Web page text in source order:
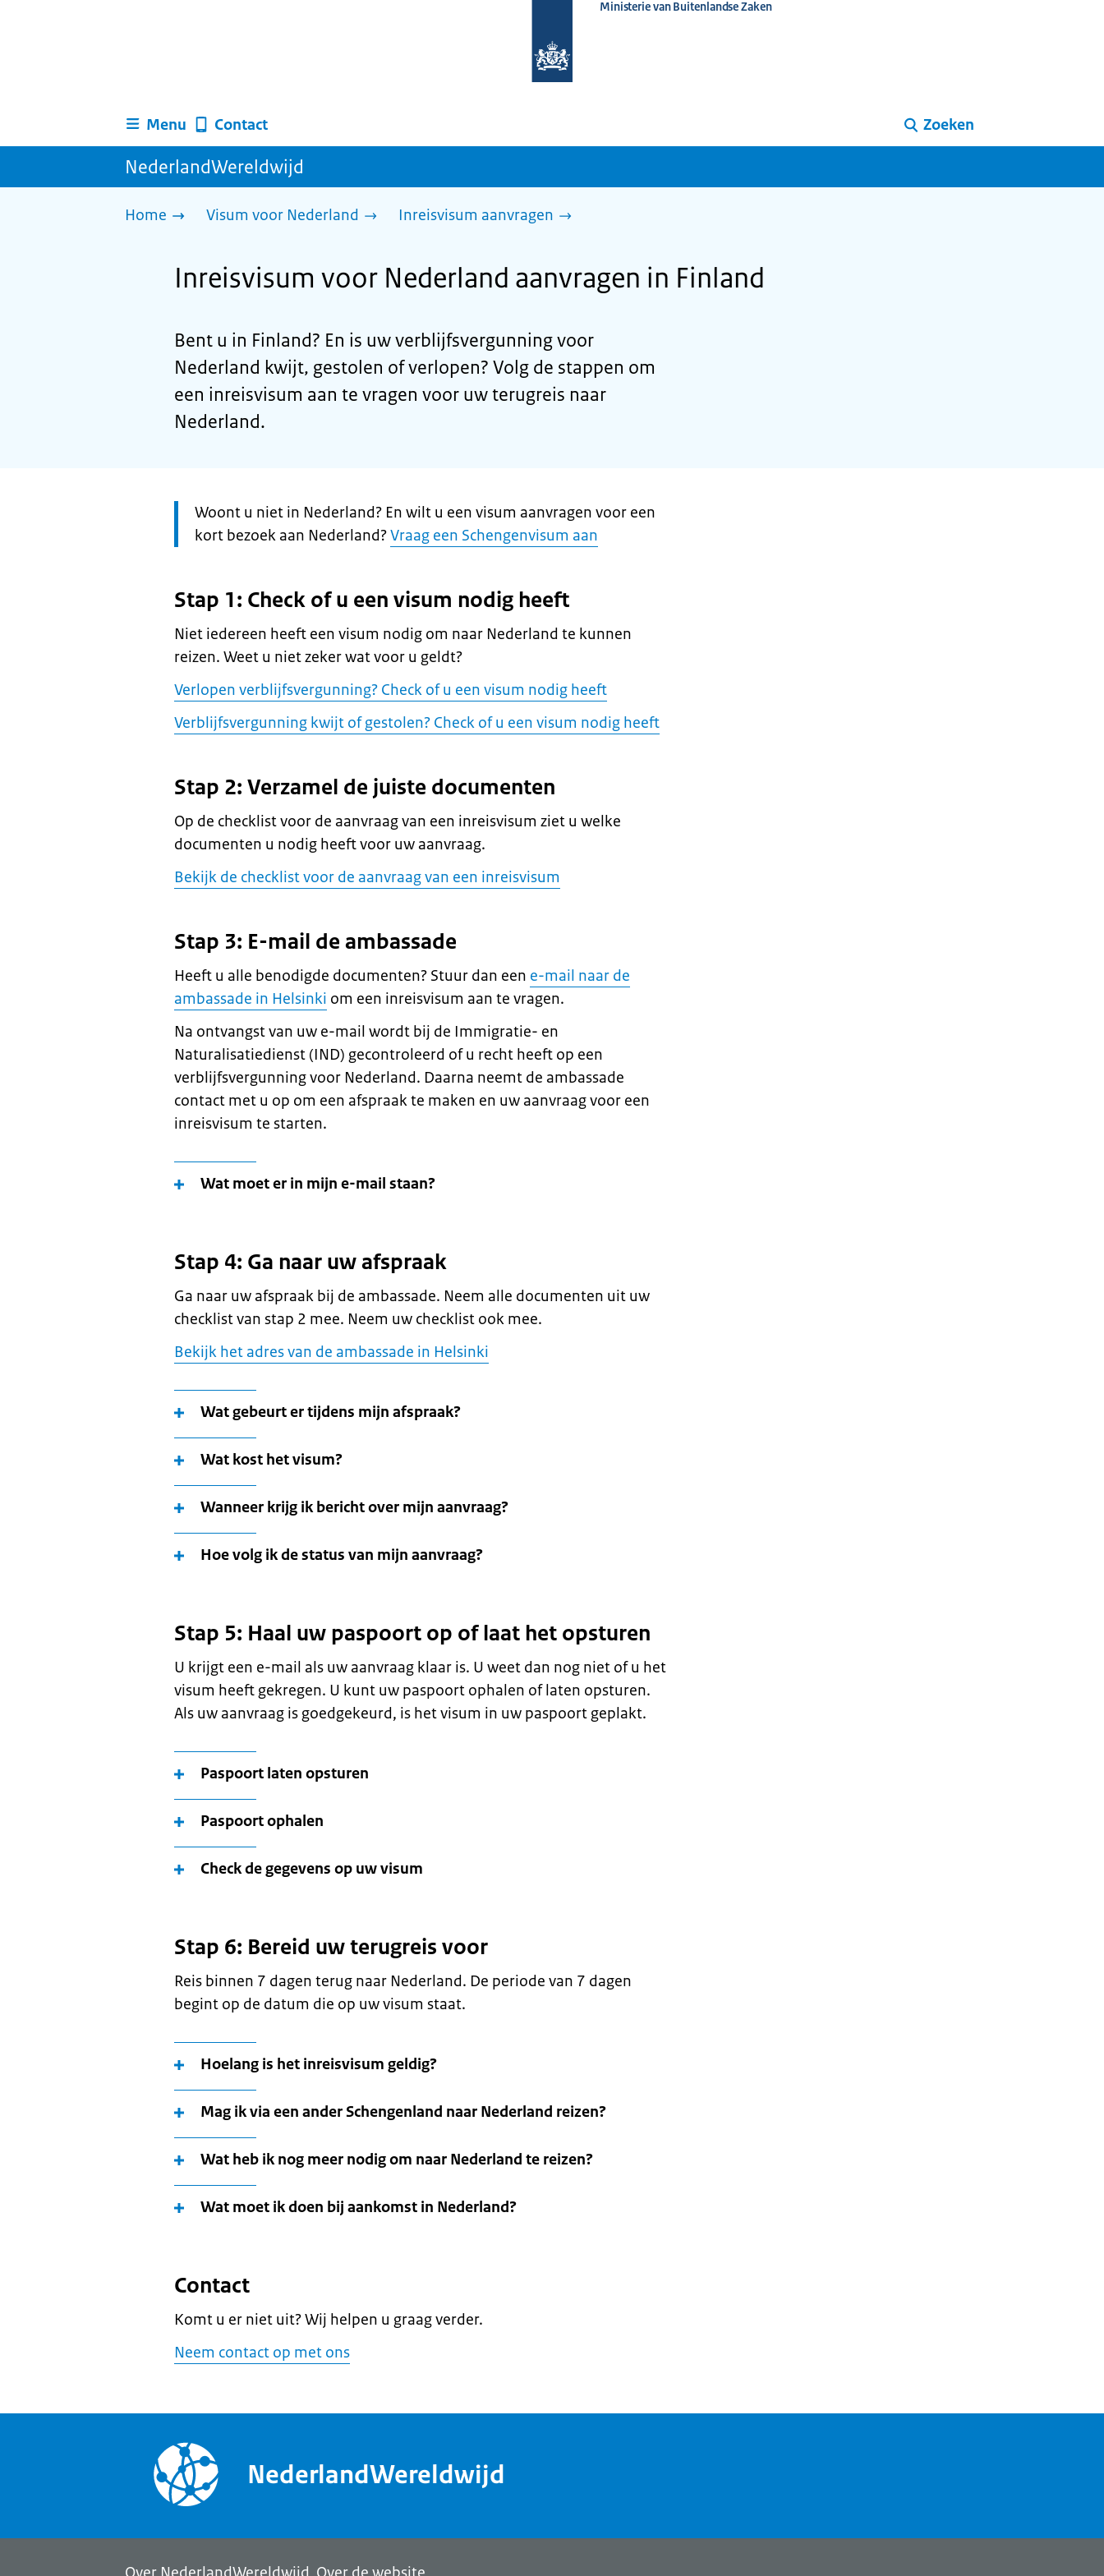
homepage
Ministerie van Buitenlandse Zaken
Menu Contact Zoeken
NederlandWereldwijd
Home Visum voor Nederland Inreisvisum aanvragen
Inreisvisum voor Nederland aanvragen in Finland
Bent u in Finland? En is uw verblijfsvergunning voor
Nederland kwijt, gestolen of verlopen? Volg de stappen om
een inreisvisum aan te vragen voor uw terugreis naar
Nederland.
Let
op:
Woont u niet in Nederland? En wilt u een visum aanvragen voor een
kort bezoek aan Nederland?Vraag een Schengenvisum aan
Stap 1: Check of u een visum nodig heeft
Niet iedereen heeft een visum nodig om naar Nederland te kunnen
reizen. Weet u niet zeker wat voor u geldt?
Verlopen verblijfsvergunning? Check of u een visum nodig heeft
Verblijfsvergunning kwijt of gestolen? Check of u een visum nodig heeft
Stap 2: Verzamel de juiste documenten
Op de checklist voor de aanvraag van een inreisvisum ziet u welke
documenten u nodig heeft voor uw aanvraag.
Bekijk de checklist voor de aanvraag van een inreisvisum
Stap 3: E-mail de ambassade
Heeft u alle benodigde documenten? Stuur dan een e-mail naar de
ambassade in Helsinki om een inreisvisum aan te vragen.
Na ontvangst van uw e-mail wordt bij de Immigratie- en
Naturalisatiedienst (IND) gecontroleerd of u recht heeft op een
verblijfsvergunning voor Nederland. Daarna neemt de ambassade
contact met u op om een afspraak te maken en uw aanvraag voor een
inreisvisum te starten.
Wat moet er in mijn e-mail staan?
Stap 4: Ga naar uw afspraak
Ga naar uw afspraak bij de ambassade. Neem alle documenten uit uw
checklist van stap 2 mee. Neem uw checklist ook mee.
Bekijk het adres van de ambassade in Helsinki
Wat gebeurt er tijdens mijn afspraak?
Wat kost het visum?
Wanneer krijg ik bericht over mijn aanvraag?
Hoe volg ik de status van mijn aanvraag?
Stap 5: Haal uw paspoort op of laat het opsturen
U krijgt een e-mail als uw aanvraag klaar is. U weet dan nog niet of u het
visum heeft gekregen. U kunt uw paspoort ophalen of laten opsturen.
Als uw aanvraag is goedgekeurd, is het visum in uw paspoort geplakt.
Paspoort laten opsturen
Paspoort ophalen
Check de gegevens op uw visum
Stap 6: Bereid uw terugreis voor
Reis binnen 7 dagen terug naar Nederland. De periode van 7 dagen
begint op de datum die op uw visum staat.
Hoelang is het inreisvisum geldig?
Mag ik via een ander Schengenland naar Nederland reizen?
Wat heb ik nog meer nodig om naar Nederland te reizen?
Wat moet ik doen bij aankomst in Nederland?
Contact
Komt u er niet uit? Wij helpen u graag verder.
Neem contact op met ons
NederlandWereldwijd